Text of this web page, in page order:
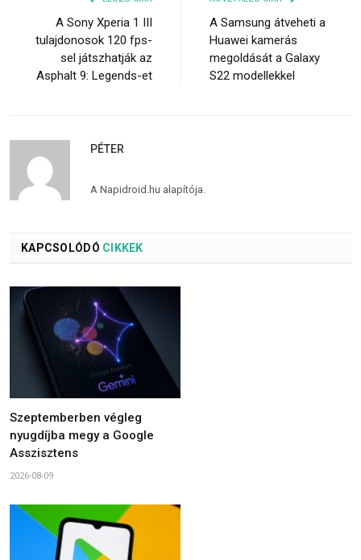
A Sony Xperia 1 III
tulajdonosok 120 fps-
sel játszhatják az
Asphalt 9: Legends-et
A Samsung átveheti a
Huawei kamerás
megoldását a Galaxy
S22 modellekkel
PÉTER
A Napidroid.hu alapítója.
KAPCSOLÓDÓ CIKKEK
Szeptemberben végleg
nyugdíjba megy a Google
Asszisztens
2026-08-09